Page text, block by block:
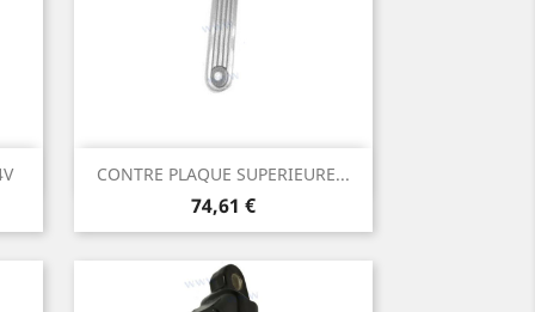
CONTRE PLAQUE SUPERIEURE...
Prix
74,61 €
Aperçu rapide